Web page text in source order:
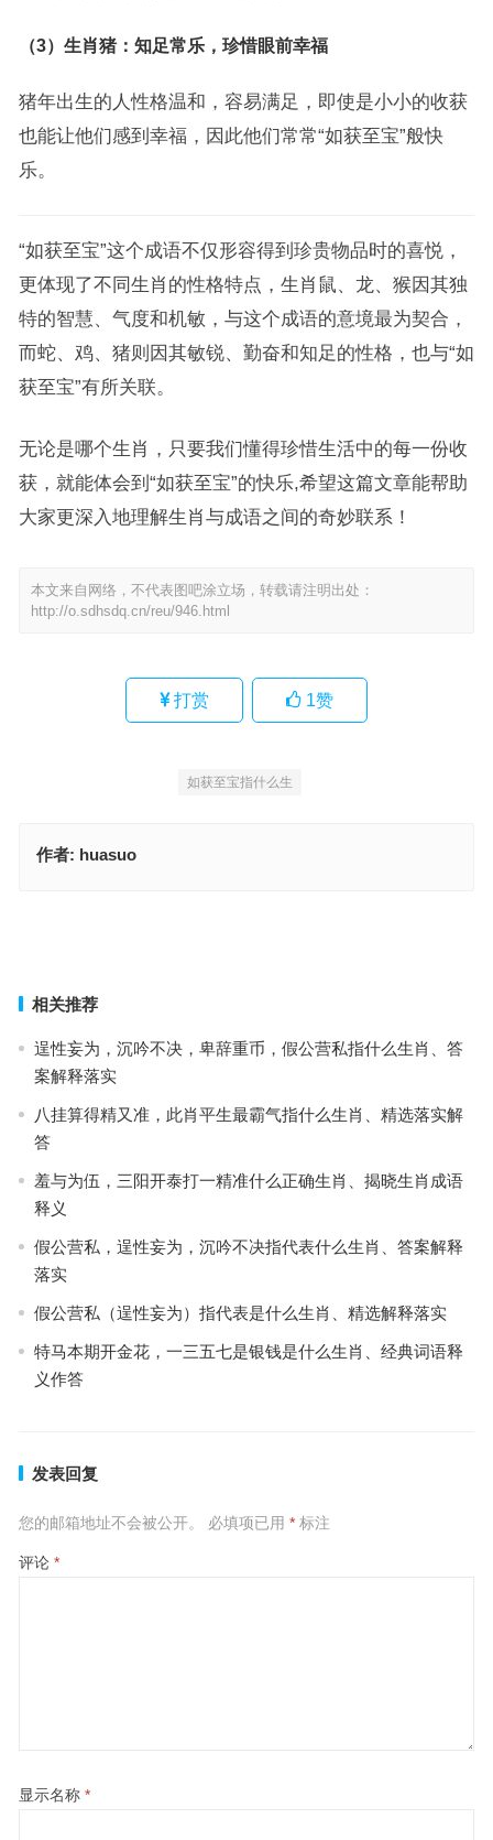
（3）生肖猪：知足常乐，珍惜眼前幸福
猪年出生的人性格温和，容易满足，即使是小小的收获
也能让他们感到幸福，因此他们常常“如获至宝”般快
乐。
“如获至宝”这个成语不仅形容得到珍贵物品时的喜悦，
更体现了不同生肖的性格特点，生肖鼠、龙、猴因其独
特的智慧、气度和机敏，与这个成语的意境最为契合，
而蛇、鸡、猪则因其敏锐、勤奋和知足的性格，也与“如
获至宝”有所关联。
无论是哪个生肖，只要我们懂得珍惜生活中的每一份收
获，就能体会到“如获至宝”的快乐,希望这篇文章能帮助
大家更深入地理解生肖与成语之间的奇妙联系！
本文来自网络，不代表图吧涂立场，转载请注明出处：
http://o.sdhsdq.cn/reu/946.html
打赏 1赞
如获至宝指什么生
作者: huasuo
相关推荐
逞性妄为，沉吟不决，卑辞重币，假公营私指什么生肖、答
案解释落实
八挂算得精又准，此肖平生最霸气指什么生肖、精选落实解
答
羞与为伍，三阳开泰打一精准什么正确生肖、揭晓生肖成语
释义
假公营私，逞性妄为，沉吟不决指代表什么生肖、答案解释
落实
假公营私（逞性妄为）指代表是什么生肖、精选解释落实
特马本期开金花，一三五七是银钱是什么生肖、经典词语释
义作答
发表回复
您的邮箱地址不会被公开。 必填项已用 *标注
评论 *
显示名称 *